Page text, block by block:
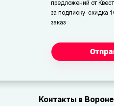
предложений от
за подписку: скидка
заказ
Контакты в